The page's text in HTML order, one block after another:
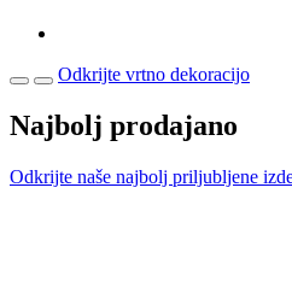
Odkrijte vrtno dekoracijo
Najbolj prodajano
Odkrijte naše najbolj priljubljene